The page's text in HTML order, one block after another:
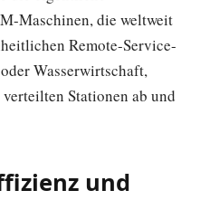
Maschinen, die weltweit
Remote-Service-
Wasserwirtschaft,
Stationen ab und
und